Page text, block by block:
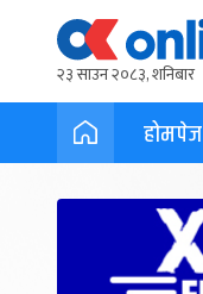
२३ साउन २०८३, शनिबार
होमपेज